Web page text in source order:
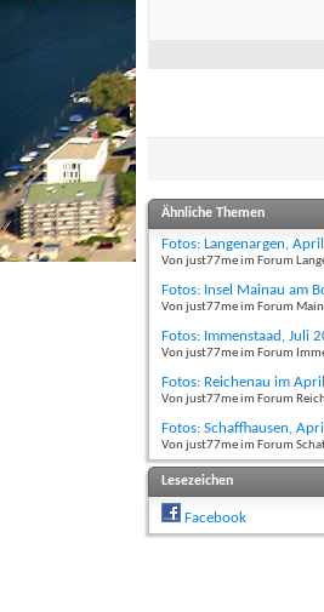
Ähnliche Themen
Fotos: Langenargen,
Von just77me im Forum
Fotos: Insel Mainau am
Von just77me im Forum
Fotos: Immenstaad, Juli
Von just77me im Forum
Fotos: Reichenau im
Von just77me im Forum
Fotos: Schaffhausen,
Von just77me im Forum
Lesezeichen
Facebook